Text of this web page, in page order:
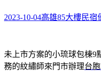
字:
2023-10-04高雄85大樓民宿
未上市方案的小琉球包棟9
務的紋繡師來門市辦理台